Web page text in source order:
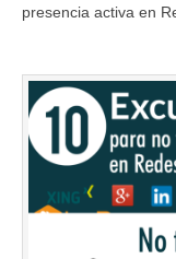
presencia activa en